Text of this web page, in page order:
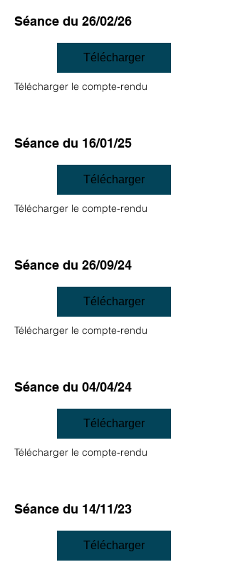
Séance du 26/02/26
Télécharger
Télécharger le compte-rendu
Séance du 16/01/25
Télécharger
Télécharger le compte-rendu
Séance du 26/09/24
Télécharger
Télécharger le compte-rendu
Séance du 04/04/24
Télécharger
Télécharger le compte-rendu
Séance du 14/11/23
Télécharger